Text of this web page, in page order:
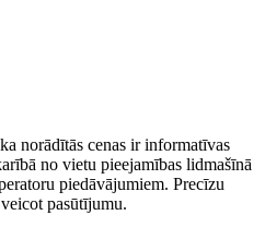
norādītās cenas ir ​informatīvas
​no ​vietu pieejamības lidmašīnā
piedāvājumiem. Precīzu
pasūtījumu.